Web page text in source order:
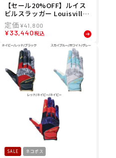
【セール20%OFF】ルイス
ビルスラッガー Louisville
Slugger ジュニア ソフトボ
ール バット カタリスト トッ
プバランス 2号 子供 子供用
ソフトボール用 ゴム専用 ゴ
ムバット CATALYST3 TI LJ
YSCTTBD 限定色 WBL2932
020
¥41,800
¥33,440税込
SALE ネコポス